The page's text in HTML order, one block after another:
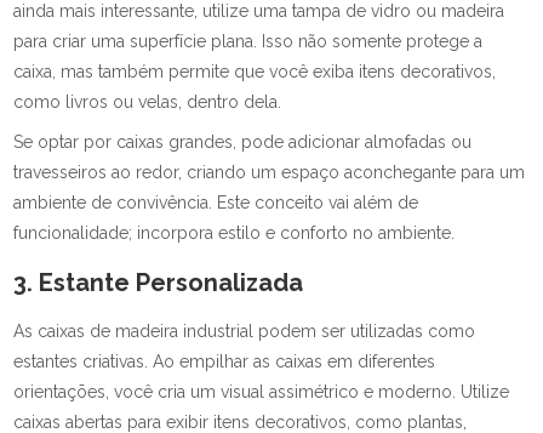
ainda mais interessante, utilize uma tampa de vidro ou madeira
para criar uma superfície plana. Isso não somente protege a
caixa, mas também permite que você exiba itens decorativos,
como livros ou velas, dentro dela.
Se optar por caixas grandes, pode adicionar almofadas ou
travesseiros ao redor, criando um espaço aconchegante para um
ambiente de convivência. Este conceito vai além de
funcionalidade; incorpora estilo e conforto no ambiente.
3. Estante Personalizada
As caixas de madeira industrial podem ser utilizadas como
estantes criativas. Ao empilhar as caixas em diferentes
orientações, você cria um visual assimétrico e moderno. Utilize
caixas abertas para exibir itens decorativos, como plantas,